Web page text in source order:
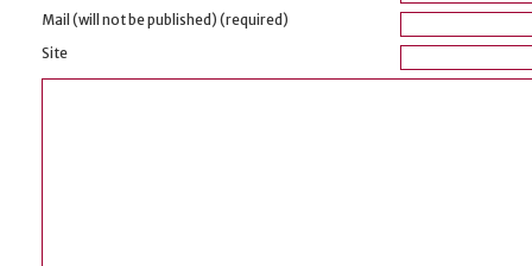
Mail (will not be published) (required)
Site